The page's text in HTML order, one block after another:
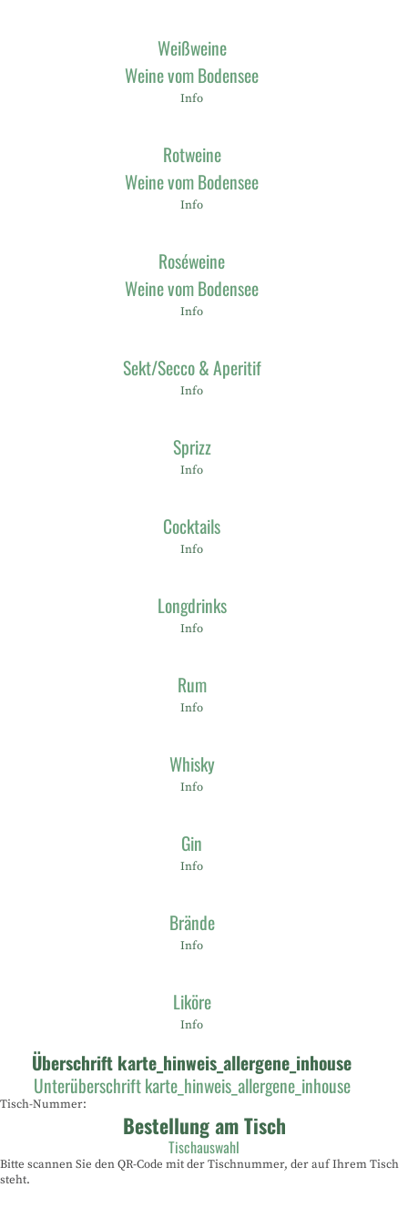
Weißweine
Weine vom Bodensee
Info
Rotweine
Weine vom Bodensee
Info
Roséweine
Weine vom Bodensee
Info
Sekt/Secco & Aperitif
Info
Sprizz
Info
Cocktails
Info
Longdrinks
Info
Rum
Info
Whisky
Info
Gin
Info
Brände
Info
Liköre
Info
Überschrift karte_hinweis_allergene_inhouse
Unterüberschrift karte_hinweis_allergene_inhouse
Tisch-Nummer:
Bestellung am Tisch
Tischauswahl
Bitte scannen Sie den QR-Code mit der Tischnummer, der auf Ihrem Tisch
steht.